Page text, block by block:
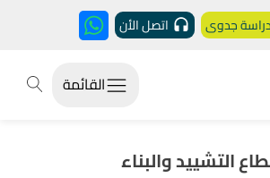
جدوى اتصل الأن
القائمة
التشييد والبناء